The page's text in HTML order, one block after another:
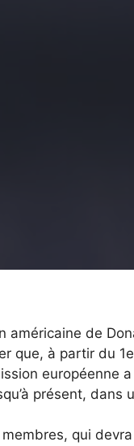
américaine de
que, à partir du
européenne
présent, dans
qui